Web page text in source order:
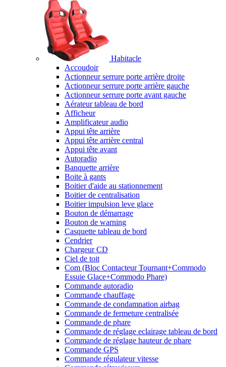
Habitacle
Accoudoir
Actionneur serrure porte arrière droite
Actionneur serrure porte arrière gauche
Actionneur serrure porte avant gauche
Aérateur tableau de bord
Afficheur
Amplificateur audio
Appui tête arrière
Appui tête arrière central
Appui tête avant
Autoradio
Banquette arrière
Boite à gants
Boitier d'aide au stationnement
Boitier de centralisation
Boitier impulsion leve glace
Bouton de démarrage
Bouton de warning
Casquette tableau de bord
Cendrier
Chargeur CD
Ciel de toit
Com (Bloc Contacteur Tournant+Commodo
Essuie Glace+Commodo Phare)
Commande autoradio
Commande chauffage
Commande de condamnation airbag
Commande de fermeture centralisée
Commande de phare
Commande de réglage eclairage tableau de bord
Commande de réglage hauteur de phare
Commande GPS
Commande régulateur vitesse